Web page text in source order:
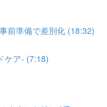
前準備で差別化 (18:32)
ケア- (7:18)